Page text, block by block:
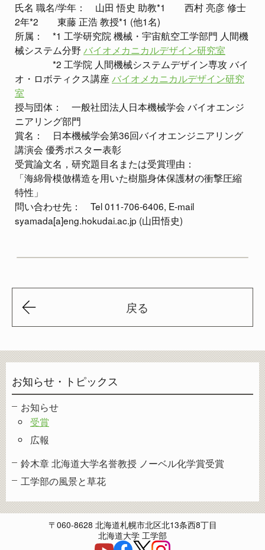
氏名 職名/学年： 山田 悟史 助教*1 西村 亮彦 修士
2年*2 東藤 正浩 教授*1 (他1名)
所属： *1 工学研究院 機械・宇宙航空工学部門 人間機
械システム分野 バイオメカニカルデザイン研究室
*2 工学院 人間機械システムデザイン専攻 バイ
オ・ロボティクス講座 バイオメカニカルデザイン研究
室
授与団体： 一般社団法人日本機械学会 バイオエンジ
ニアリング部門
賞名： 日本機械学会第36回バイオエンジニアリング
講演会 優秀ポスター表彰
受賞論文名，研究題目名または受賞理由：
「海綿骨模倣構造を用いた樹脂身体保護材の衝撃圧縮
特性」
問い合わせ先： Tel 011-706-6406, E-mail
syamada[a]eng.hokudai.ac.jp (山田悟史)
戻る
お知らせ・トピックス
お知らせ
受賞
広報
鈴木章 北海道大学名誉教授 ノーベル化学賞受賞
工学部の風景と草花
〒060-8628 北海道札幌市北区北13条西8丁目
北海道大学 工学部